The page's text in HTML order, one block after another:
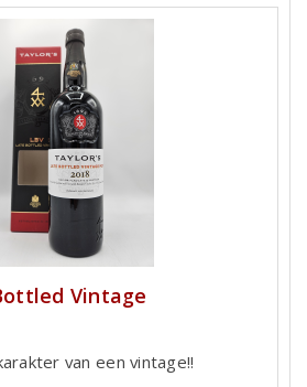
Vintage
van een vintage!!